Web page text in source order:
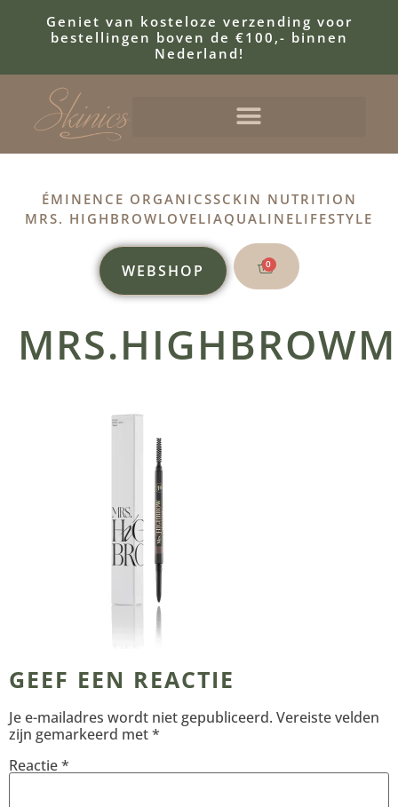
Geniet van kosteloze verzending voor
bestellingen boven de €100,- binnen
Nederland!
ÉMINENCE ORGANICSSCKIN NUTRITION
MRS. HIGHBROWLOVELIAQUALINELIFESTYLE
WEBSHOP 0
GEEF EEN REACTIE
Je e-mailadres wordt niet gepubliceerd. Vereiste velden
zijn gemarkeerd met*
Reactie*